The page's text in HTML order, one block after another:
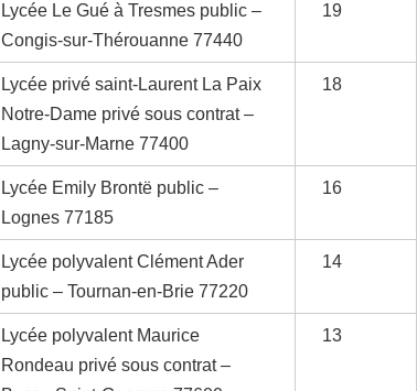
Lycée Le Gué à Tresmes public –
Congis-sur-Thérouanne 77440
19
Lycée privé saint-Laurent La Paix
Notre-Dame privé sous contrat –
Lagny-sur-Marne 77400
18
Lycée Emily Brontë public –
Lognes 77185
16
Lycée polyvalent Clément Ader
public – Tournan-en-Brie 77220
14
Lycée polyvalent Maurice
Rondeau privé sous contrat –
13